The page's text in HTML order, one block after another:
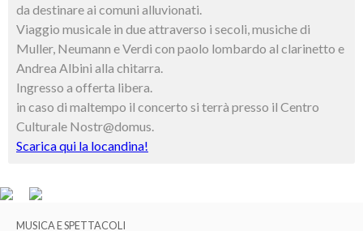
da destinare ai comuni alluvionati.
Viaggio musicale in due attraverso i secoli, musiche di
Muller, Neumann e Verdi con paolo lombardo al clarinetto e
Andrea Albini alla chitarra.
Ingresso a offerta libera.
in caso di maltempo il concerto si terrà presso il Centro
Culturale Nostr@domus.
Scarica qui la locandina!
MUSICA E SPETTACOLI